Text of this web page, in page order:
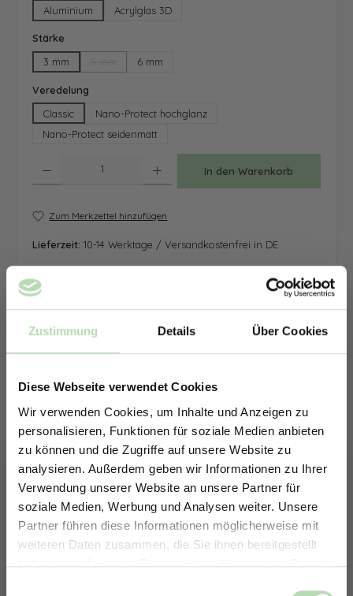
Zustimmung Details Über Cookies
Diese Webseite verwendet Cookies
Wir verwenden Cookies, um Inhalte und Anzeigen zu
personalisieren, Funktionen für soziale Medien anbieten
zu können und die Zugriffe auf unsere Website zu
analysieren. Außerdem geben wir Informationen zu Ihrer
Verwendung unserer Website an unsere Partner für
soziale Medien, Werbung und Analysen weiter. Unsere
Partner führen diese Informationen möglicherweise mit
weiteren Daten zusammen, die Sie ihnen bereitgestellt
haben oder die sie im Rahmen Ihrer Nutzung der Dienste
Aluminium
Acrylglas 3D
Stärke
3 mm
(Diese Option ist zurzeit nicht verfügbar.)
6 mm
Veredelung
Classic
Nano-Protect hochglanz
Nano-Protect seidenmatt
In den Warenkorb
Zum Merkzettel hinzufügen
Lieferzeit: 10-14 Werktage / Versandkostenfrei in DE
ERHALTE 5% RABATT AUF
DEINE RÜCKWÄNDE